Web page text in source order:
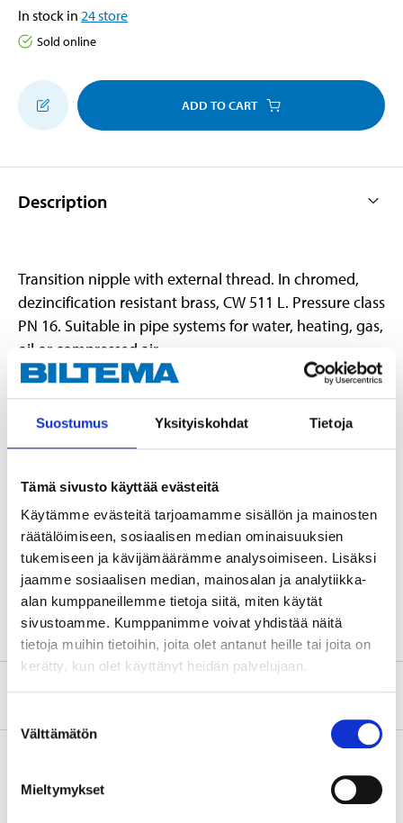
Suostumus Yksityiskohdat Tietoja
Tämä sivusto käyttää evästeitä
Käytämme evästeitä tarjoamamme sisällön ja mainosten
räätälöimiseen, sosiaalisen median ominaisuuksien
tukemiseen ja kävijämäärämme analysoimiseen. Lisäksi
jaamme sosiaalisen median, mainosalan ja analytiikka-
alan kumppaneillemme tietoja siitä, miten käytät
sivustoamme. Kumppanimme voivat yhdistää näitä
tietoja muihin tietoihin, joita olet antanut heille tai joita on
kerätty, kun olet käyttänyt heidän palvelujaan.
valinta
Välttämätön
Mieltymykset
In stock in 24store
Sold online
ADD TO CART
Description
Transition nipple with external thread. In chromed,
dezincification resistant brass, CW 511 L. Pressure class
PN 16. Suitable in pipe systems for water, heating, gas,
oil or compressed air.
Technical specifications
Pipe thread
Straight, BSP-G
Dimensions
R10, 3/8"
Pressure class
PN16